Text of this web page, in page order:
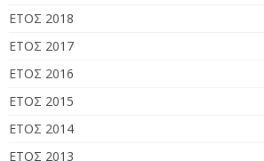
ΕΤΟΣ 2018
ΕΤΟΣ 2017
ΕΤΟΣ 2016
ΕΤΟΣ 2015
ΕΤΟΣ 2014
ΕΤΟΣ 2013